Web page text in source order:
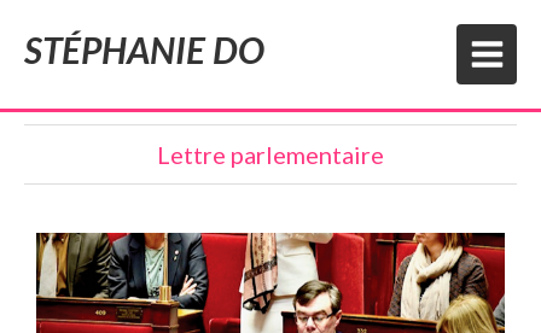
STÉPHANIE DO
Lettre parlementaire